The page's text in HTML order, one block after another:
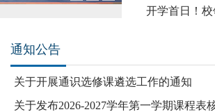
开学首日！
通知公告
关于开展通识选修课遴选工作的通知
关于发布2026-2027学年第一学期课程表